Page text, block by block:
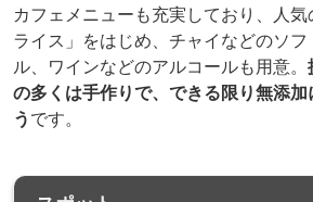
カフェメニューも充実しており、人
ライス」をはじめ、チャイなどのソ
ル、ワインなどのアルコールも用意。
の多くは手作りで、できる限り無添
うです。